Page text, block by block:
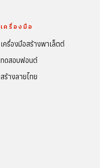
เครื่องมือ
เครื่องมือสร้างพาเล็ตต์
ทดสอบฟอนต์
สร้างลายไทย